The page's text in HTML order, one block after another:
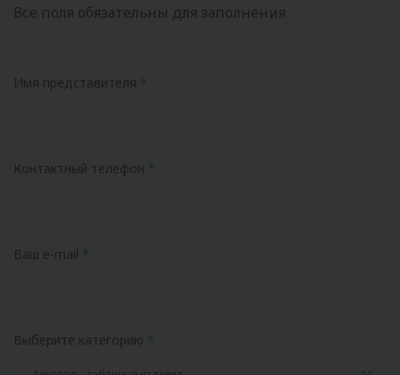
Все поля обязательны для заполнения
Имя представителя
Контактный телефон
Ваш e-mail
Выберите категорию